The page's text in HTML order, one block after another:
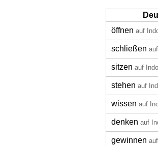
öffnen auf
schließen
sitzen auf
stehen auf
wissen auf
denken auf
gewinnen